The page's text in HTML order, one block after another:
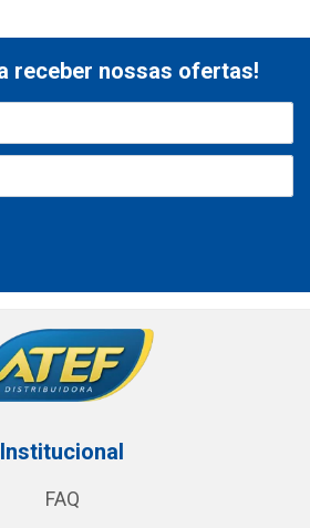
receber nossas ofertas!
Institucional
FAQ